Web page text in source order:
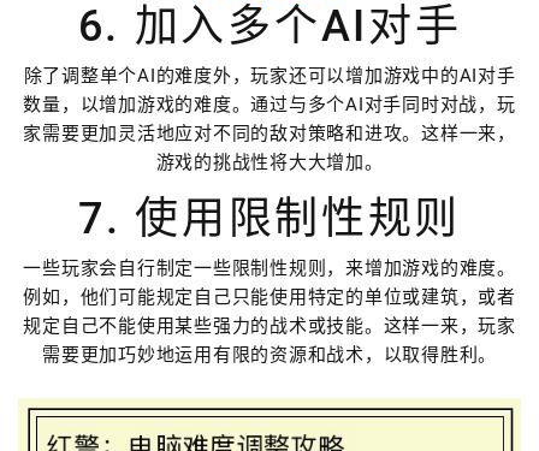
6. 加入多个AI对手
除了调整单个AI的难度外，玩家还可以增加游戏中的AI对手
数量，以增加游戏的难度。通过与多个AI对手同时对战，玩
家需要更加灵活地应对不同的敌对策略和进攻。这样一来，
游戏的挑战性将大大增加。
7. 使用限制性规则
一些玩家会自行制定一些限制性规则，来增加游戏的难度。
例如，他们可能规定自己只能使用特定的单位或建筑，或者
规定自己不能使用某些强力的战术或技能。这样一来，玩家
需要更加巧妙地运用有限的资源和战术，以取得胜利。